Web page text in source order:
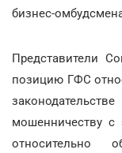
бизнес-
Представители
позицию ГФС
мошенничеству с
относительно